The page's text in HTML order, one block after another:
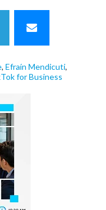
, Efraín Mendicuti,
for Business